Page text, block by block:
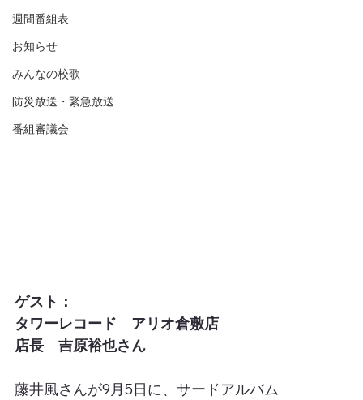
週間番組表
お知らせ
みんなの校歌
防災放送・緊急放送
番組審議会
ゲスト：
タワーレコード　アリオ倉敷店
店長　吉原裕也さん
藤井風さんが9月5日に、サードアルバム